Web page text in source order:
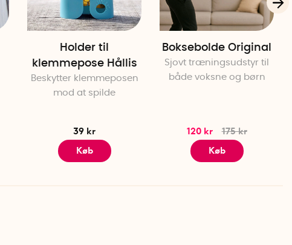
Holder til
klemmepose Hållis
Beskytter klemmeposen
mod at spilde
39 kr
Køb
Boksebolde Original
Sjovt træningsudstyr til
både voksne og børn
120 kr
175 kr
Køb